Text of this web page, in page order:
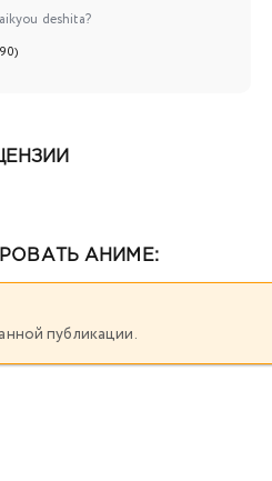
deshita?
АНИМЕ:
публикации.